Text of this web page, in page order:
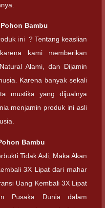
Bambu
ini ? Tentang keaslian
kami memberikan
Alami, dan Dijamin
Karena banyak sekali
mustika yang dijualnya
menjamin produk ini asli
Bambu
Tidak Asli, Maka Akan
3X Lipat dari mahar
Uang Kembali 3X Lipat
Pusaka Dunia dalam